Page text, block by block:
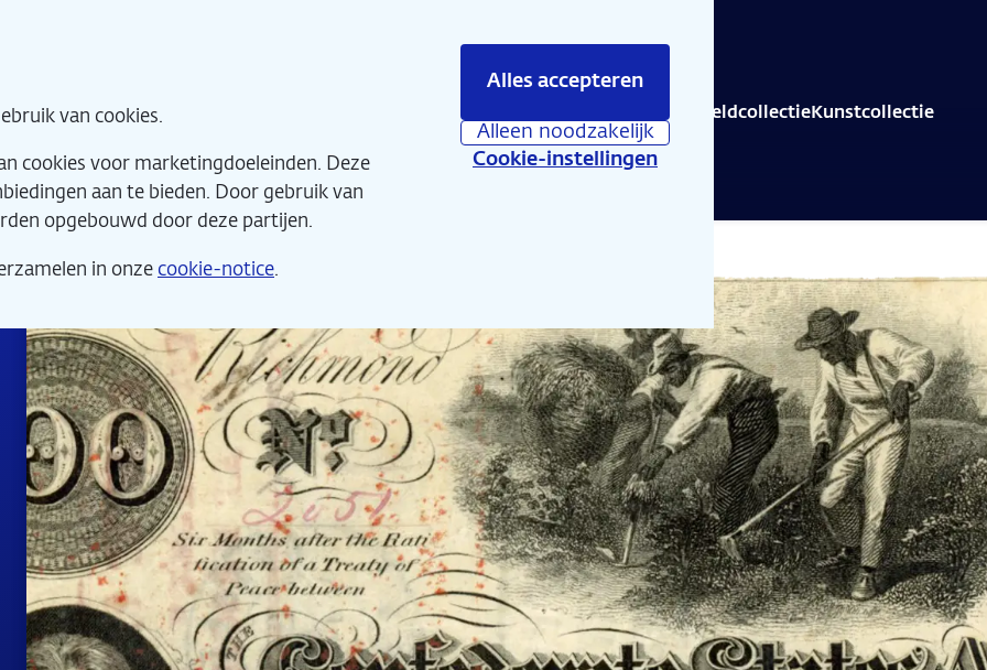
van cookies.
cookies voor marketingdoeleinden. Deze
aan te bieden. Door gebruik van
opgebouwd door deze partijen.
in onze cookie-notice.
Alles accepteren
Alleen noodzakelijk
Cookie-instellingen
Wat is er te beleven Educatie GeldcollectieKunstcollectie